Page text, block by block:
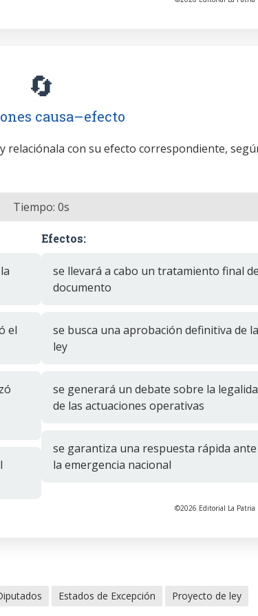
🔄
causa–efecto
relaciónala con su efecto correspondiente,
Tiempo:0s
el
Efectos:
se llevará a cabo un tratamiento final
documento
se busca una aprobación definitiva de
ley
se generará un debate sobre la
de las actuaciones operativas
se garantiza una respuesta rápida ante
la emergencia nacional
©2026 Editorial La Patria
Estados de Excepción Proyecto de ley